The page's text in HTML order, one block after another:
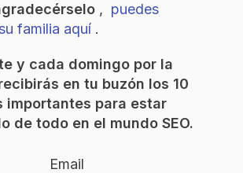
, puedes
familia aquí .
y cada domingo por la
en tu buzón los 10
importantes para estar
de todo en el mundo SEO.
Email